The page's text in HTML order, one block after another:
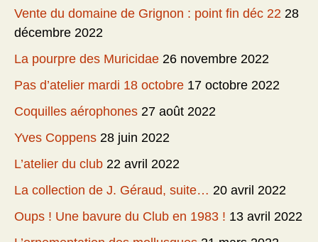
Vente du domaine de Grignon : point fin déc 22 28
décembre 2022
La pourpre des Muricidae 26 novembre 2022
Pas d’atelier mardi 18 octobre 17 octobre 2022
Coquilles aérophones 27 août 2022
Yves Coppens 28 juin 2022
L’atelier du club 22 avril 2022
La collection de J. Géraud, suite… 20 avril 2022
Oups ! Une bavure du Club en 1983 ! 13 avril 2022